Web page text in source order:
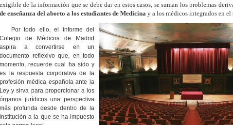
exigible de la información que se debe dar en estos casos, se suman los problemas
de enseñanza del aborto a los estudiantes de Medicina y a los médicos integrados en
Por todo ello, el informe del
Colegio de Médicos de Madrid
aspira a convertirse en un
documento reflexivo que, en todo
momento, recuerde cual ha sido y
es la respuesta corporativa de la
profesión médica española ante la
Ley y sirva para proporcionar a los
órganos jurídicos una perspectiva
más profunda desde dentro de la
institución a la que se ha impuesto